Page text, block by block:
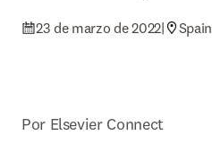
23 de marzo de 2022| Spain
Por Elsevier Connect